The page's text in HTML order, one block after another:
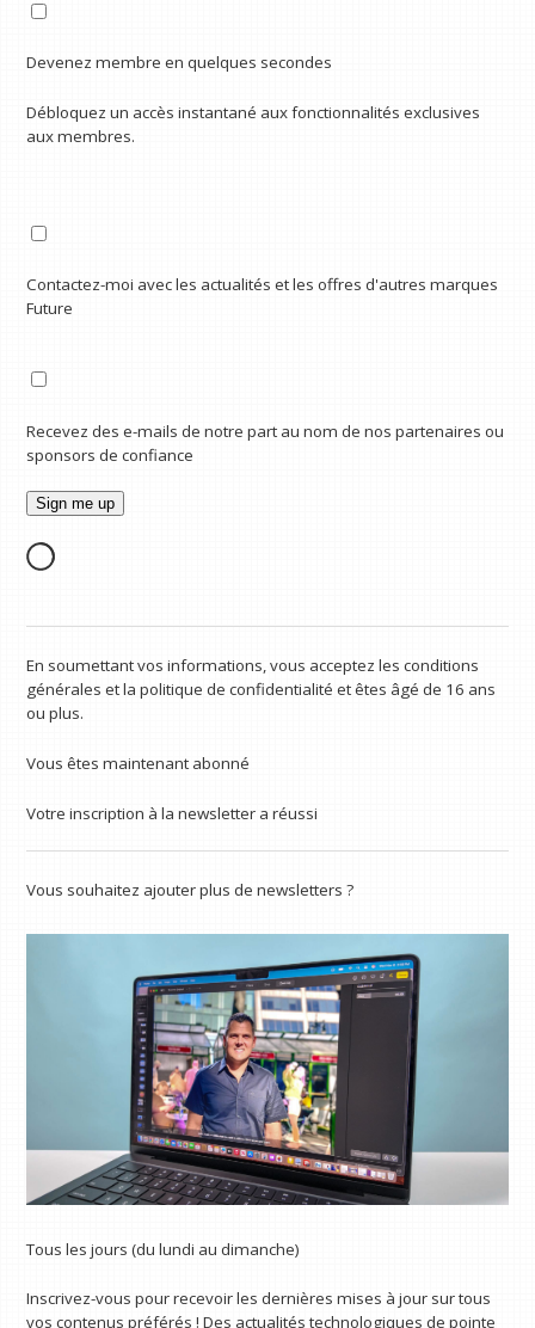
Devenez membre en quelques secondes
Débloquez un accès instantané aux fonctionnalités exclusives
aux membres.
Contactez-moi avec les actualités et les offres d'autres marques
Future
Recevez des e-mails de notre part au nom de nos partenaires ou
sponsors de confiance
En soumettant vos informations, vous acceptez les conditions
générales et la politique de confidentialité et êtes âgé de 16 ans
ou plus.
Vous êtes maintenant abonné
Votre inscription à la newsletter a réussi
Vous souhaitez ajouter plus de newsletters ?
Tous les jours (du lundi au dimanche)
Inscrivez-vous pour recevoir les dernières mises à jour sur tous
vos contenus préférés ! Des actualités technologiques de pointe